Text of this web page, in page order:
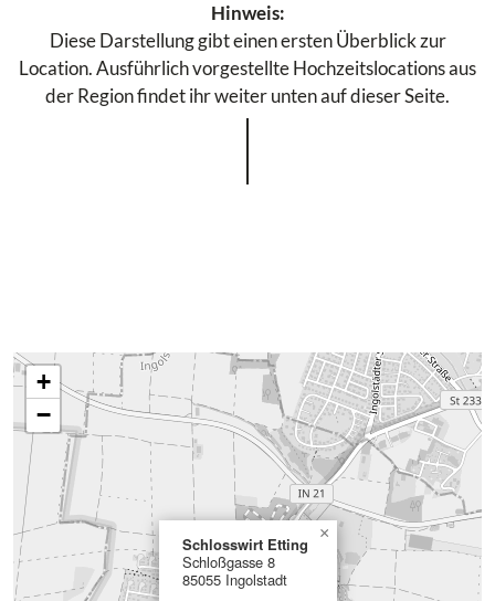
Hinweis:
Diese Darstellung gibt einen ersten Überblick zur
Location. Ausführlich vorgestellte Hochzeitslocations aus
der Region findet ihr weiter unten auf dieser Seite.
Schlosswirt Etting
Schloßgasse 8
85055 Ingolstadt
×
+
−